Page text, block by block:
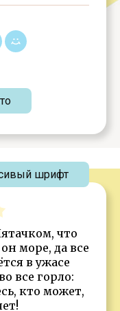
что
море, да все
в ужасе
все горло:
кто может,
шрифт